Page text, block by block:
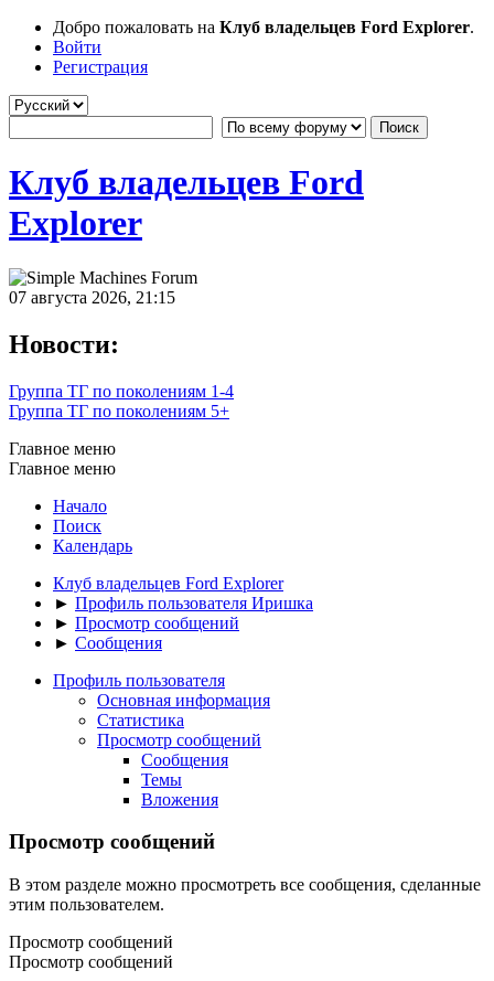
Добро пожаловать на Клуб владельцев Ford Explorer.
Войти
Регистрация
Клуб владельцев Ford
Explorer
07 августа 2026, 21:15
Новости:
Группа ТГ по поколениям 1-4
Группа ТГ по поколениям 5+
Главное меню
Главное меню
Начало
Поиск
Календарь
Клуб владельцев Ford Explorer
► Профиль пользователя Иришка
► Просмотр сообщений
► Сообщения
Профиль пользователя
Основная информация
Статистика
Просмотр сообщений
Сообщения
Темы
Вложения
Просмотр сообщений
В этом разделе можно просмотреть все сообщения, сделанные
этим пользователем.
Просмотр сообщений
Просмотр сообщений